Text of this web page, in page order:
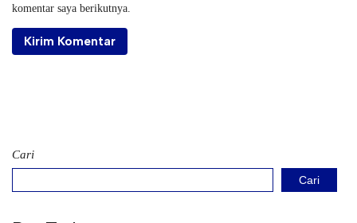
komentar saya berikutnya.
Cari
Cari